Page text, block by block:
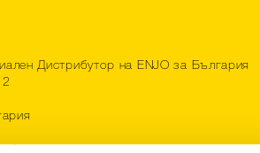
Дистрибутор на ENJO за България
| +359 32 621 632